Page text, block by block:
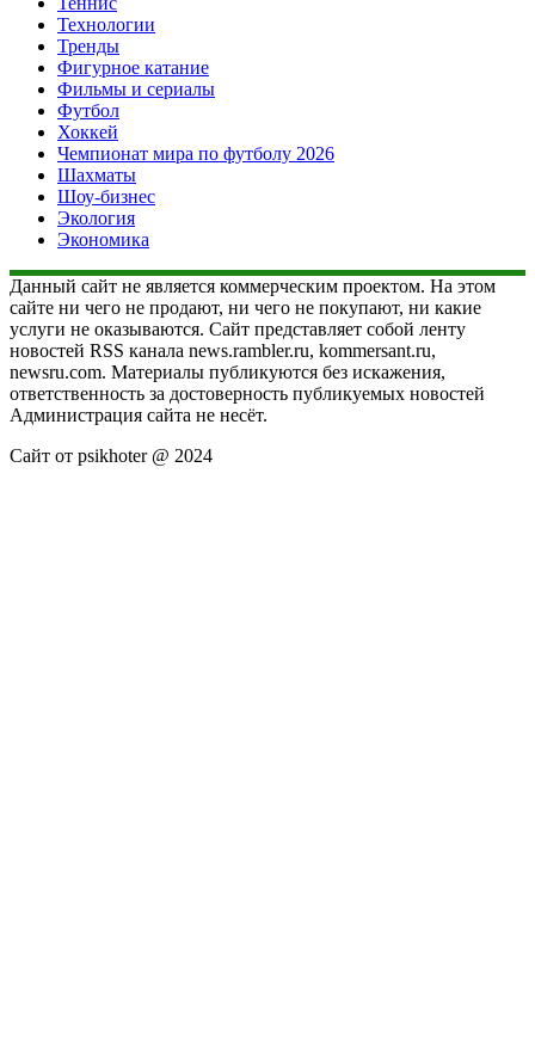
Технологии
Тренды
Фигурное катание
Фильмы и сериалы
Футбол
Хоккей
Чемпионат мира по футболу 2026
Шахматы
Шоу-бизнес
Экология
Экономика
Данный сайт не является коммерческим проектом. На этом
сайте ни чего не продают, ни чего не покупают, ни какие
услуги не оказываются. Сайт представляет собой ленту
новостей RSS канала news.rambler.ru, kommersant.ru,
newsru.com. Материалы публикуются без искажения,
ответственность за достоверность публикуемых новостей
Администрация сайта не несёт.
Сайт от psikhoter @ 2024